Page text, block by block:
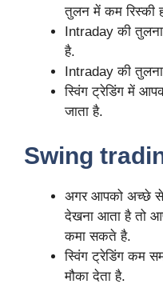
तुलन में कम रिस्की
Intraday की
है.
Intraday की
स्विंग ट्रेडिंग में
जाता है.
Swing
अगर आपको अच्छे से
देखना आता है तो
कमा सकते है.
स्विंग ट्रेडिंग कम
मौका देता है.